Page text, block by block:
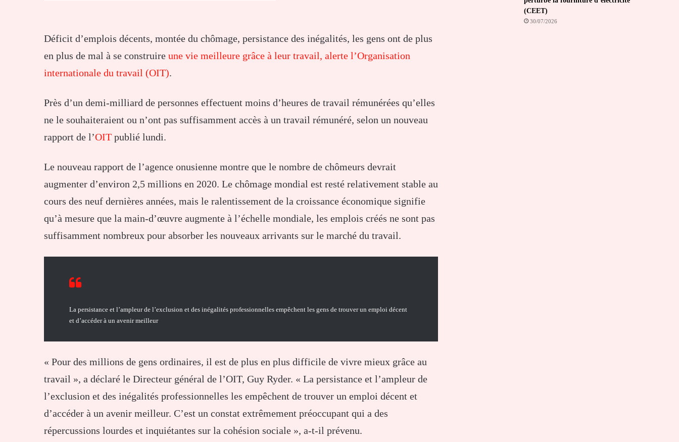
Déficit d’emplois décents, montée du chômage, persistance des inégalités, les gens ont de plus
en plus de mal à se construire une vie meilleure grâce à leur travail, alerte l’Organisation
internationale du travail (OIT).
Près d’un demi-milliard de personnes effectuent moins d’heures de travail rémunérées qu’elles
ne le souhaiteraient ou n’ont pas suffisamment accès à un travail rémunéré, selon un nouveau
rapport de l’OIT publié lundi.
Le nouveau rapport de l’agence onusienne montre que le nombre de chômeurs devrait
augmenter d’environ 2,5 millions en 2020. Le chômage mondial est resté relativement stable au
cours des neuf dernières années, mais le ralentissement de la croissance économique signifie
qu’à mesure que la main-d’œuvre augmente à l’échelle mondiale, les emplois créés ne sont pas
suffisamment nombreux pour absorber les nouveaux arrivants sur le marché du travail.
La persistance et l’ampleur de l’exclusion et des inégalités professionnelles empêchent les gens de trouver un emploi décent
et d’accéder à un avenir meilleur
« Pour des millions de gens ordinaires, il est de plus en plus difficile de vivre mieux grâce au
travail », a déclaré le Directeur général de l’OIT, Guy Ryder. « La persistance et l’ampleur de
l’exclusion et des inégalités professionnelles les empêchent de trouver un emploi décent et
d’accéder à un avenir meilleur. C’est un constat extrêmement préoccupant qui a des
répercussions lourdes et inquiétantes sur la cohésion sociale », a-t-il prévenu.
(CEET)
30/07/2026